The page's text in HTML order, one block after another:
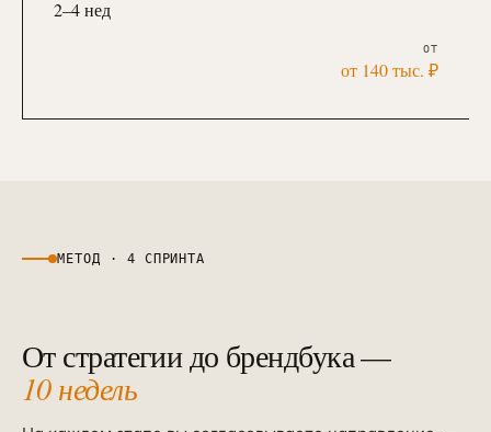
2–4 нед
ОТ
от 140 тыс. ₽
МЕТОД · 4 СПРИНТА
От стратегии до брендбука —
10 недель